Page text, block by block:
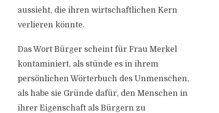
aussieht, die ihren wirtschaftlichen Kern
verlieren könnte.
Das Wort Bürger scheint für Frau Merkel
kontaminiert, als stünde es in ihrem
persönlichen Wörterbuch des Unmenschen,
als habe sie Gründe dafür, den Menschen in
ihrer Eigenschaft als Bürgern zu